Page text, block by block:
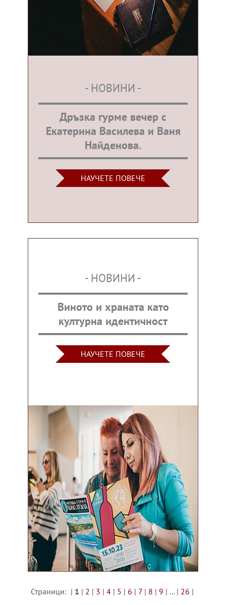
- НОВИНИ -
Дръзка гурме вечер с
Екатерина Василева и Ваня
Найденова.
НАУЧЕТЕ ПОВЕЧЕ
- НОВИНИ -
Виното и храната като
културна идентичност
НАУЧЕТЕ ПОВЕЧЕ
Страници: | 1 | 2 | 3 | 4| 5 | 6 | 7| 8 | 9 | ... | 26 |